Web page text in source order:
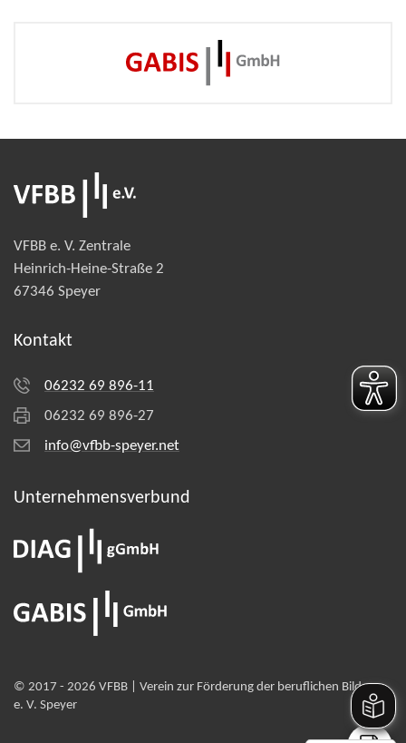
VFBB e. V. Zentrale
Heinrich-Heine-Straße 2
67346 Speyer
Kontakt
06232 69 896-11
06232 69 896-27
info@vfbb-speyer.net
Unternehmens­verbund
© 2017 - 2026 VFBB | Verein zur Förderung der beruflichen Bildung
e. V. Speyer